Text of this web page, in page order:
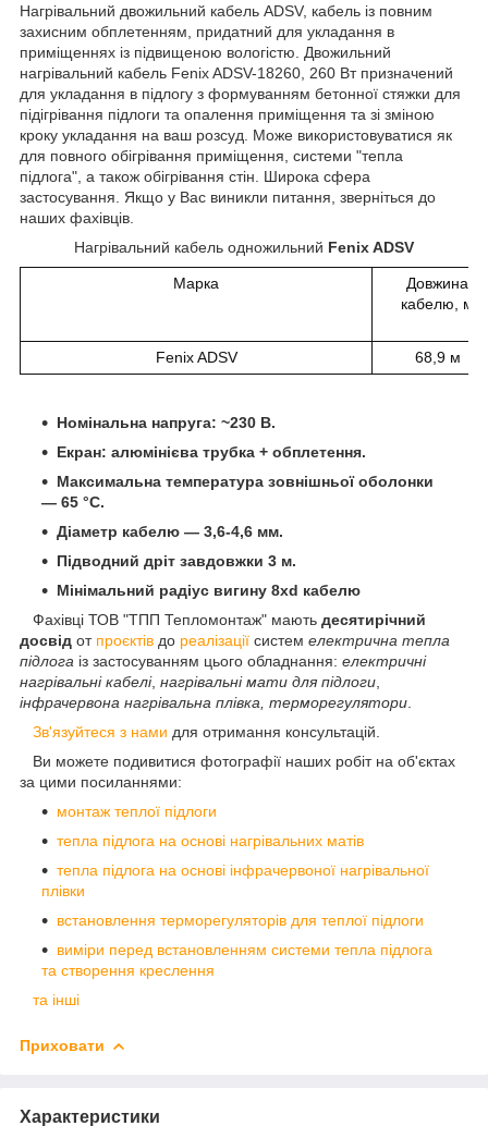
Нагрівальний двожильний кабель ADSV, кабель із повним
захисним обплетенням, придатний для укладання в
приміщеннях із підвищеною вологістю. Двожильний
нагрівальний кабель Fenix ADSV-18260, 260 Вт призначений
для укладання в підлогу з формуванням бетонної стяжки для
підігрівання підлоги та опалення приміщення та зі зміною
кроку укладання на ваш розсуд. Може використовуватися як
для повного обігрівання приміщення, системи "тепла
підлога", а також обігрівання стін. Широка сфера
застосування. Якщо у Вас виникли питання, зверніться до
наших фахівців.
Нагрівальний кабель одножильний Fenix ADSV
Марка
Довжина
кабелю, м
Fenix ADSV 68,9 м
Номінальна напруга: ~230 В.
Екран: алюмінієва трубка + обплетення.
Максимальна температура зовнішньої оболонки
— 65 °C.
Діаметр кабелю — 3,6-4,6 мм.
Підводний дріт завдовжки 3 м.
Мінімальний радіус вигину 8xd кабелю
Фахівці ТОВ "ТПП Тепломонтаж" мають десятирічний
досвід от проєктів до реалізації систем електрична тепла
підлога із застосуванням цього обладнання: електричні
нагрівальні кабелі, нагрівальні мати для підлоги
інфрачервона нагрівальна плівка, терморегулятори
Зв'язуйтеся з нами для отримання консультацій.
Ви можете подивитися фотографії наших робіт на об'єктах
за цими посиланнями:
монтаж теплої підлоги
тепла підлога на основі нагрівальних матів
тепла підлога на основі інфрачервоної нагрівальної
плівки
встановлення терморегуляторів для теплої підлоги
виміри перед встановленням системи тепла підлога
та створення креслення
та інші
Приховати
Характеристики